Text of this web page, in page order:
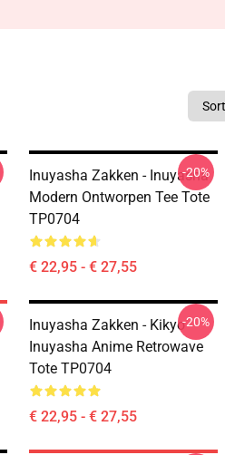
Inuyasha Zakken - Inuyasha
Modern Ontworpen Tee Tote
TP0704
€ 22,95 - € 27,55
-20%
Inuyasha Zakken - Kikyo
Inuyasha Anime Retrowave
Tote TP0704
€ 22,95 - € 27,55
-20%